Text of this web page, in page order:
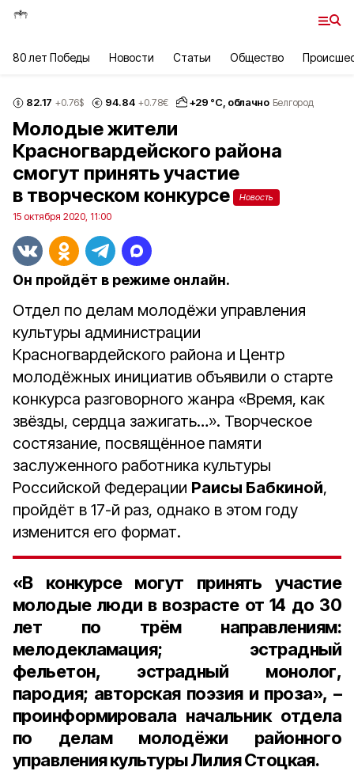
80 лет Победы Новости Статьи Общество
82.17 +0.76$ 94.84 +0.78€ +29 °С, облачно Белгород
Молодые жители
Красногвардейского района
смогут принять участие
в творческом конкурсе
Новость
15 октября 2020, 11:00
Он пройдёт в режиме онлайн.
Отдел по делам молодёжи управления
культуры администрации
Красногвардейского района и Центр
молодёжных инициатив объявили о старте
конкурса разговорного жанра «Время, как
звёзды, сердца зажигать…». Творческое
состязание, посвящённое памяти
заслуженного работника культуры
Российской Федерации Раисы Бабкиной,
пройдёт в 17-й раз, однако в этом году
изменится его формат.
«В конкурсе могут принять участие
молодые люди в возрасте от 14 до 30
лет по трём направлениям:
мелодекламация; эстрадный
фельетон, эстрадный монолог,
пародия; авторская поэзия и проза», –
проинформировала начальник отдела
по делам молодёжи районного
управления культуры Лилия Стоцкая.